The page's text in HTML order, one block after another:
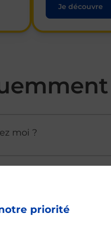
priorité
Je découvre
moi ?
de livraison ?